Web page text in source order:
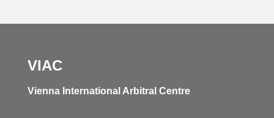
VIAC
Vienna International Arbitral Centre